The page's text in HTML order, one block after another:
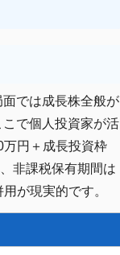
では成長株全般が
で個人投資家が活
円＋成長投資枠
非課税保有期間は
が現実的です。